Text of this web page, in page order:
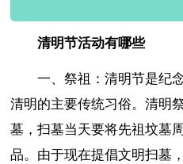
清明节活动有哪些
一、祭祖：清明节是纪
清明的主要传统习俗。清明
墓，扫墓当天要将先祖坟墓
品。由于现在提倡文明扫墓